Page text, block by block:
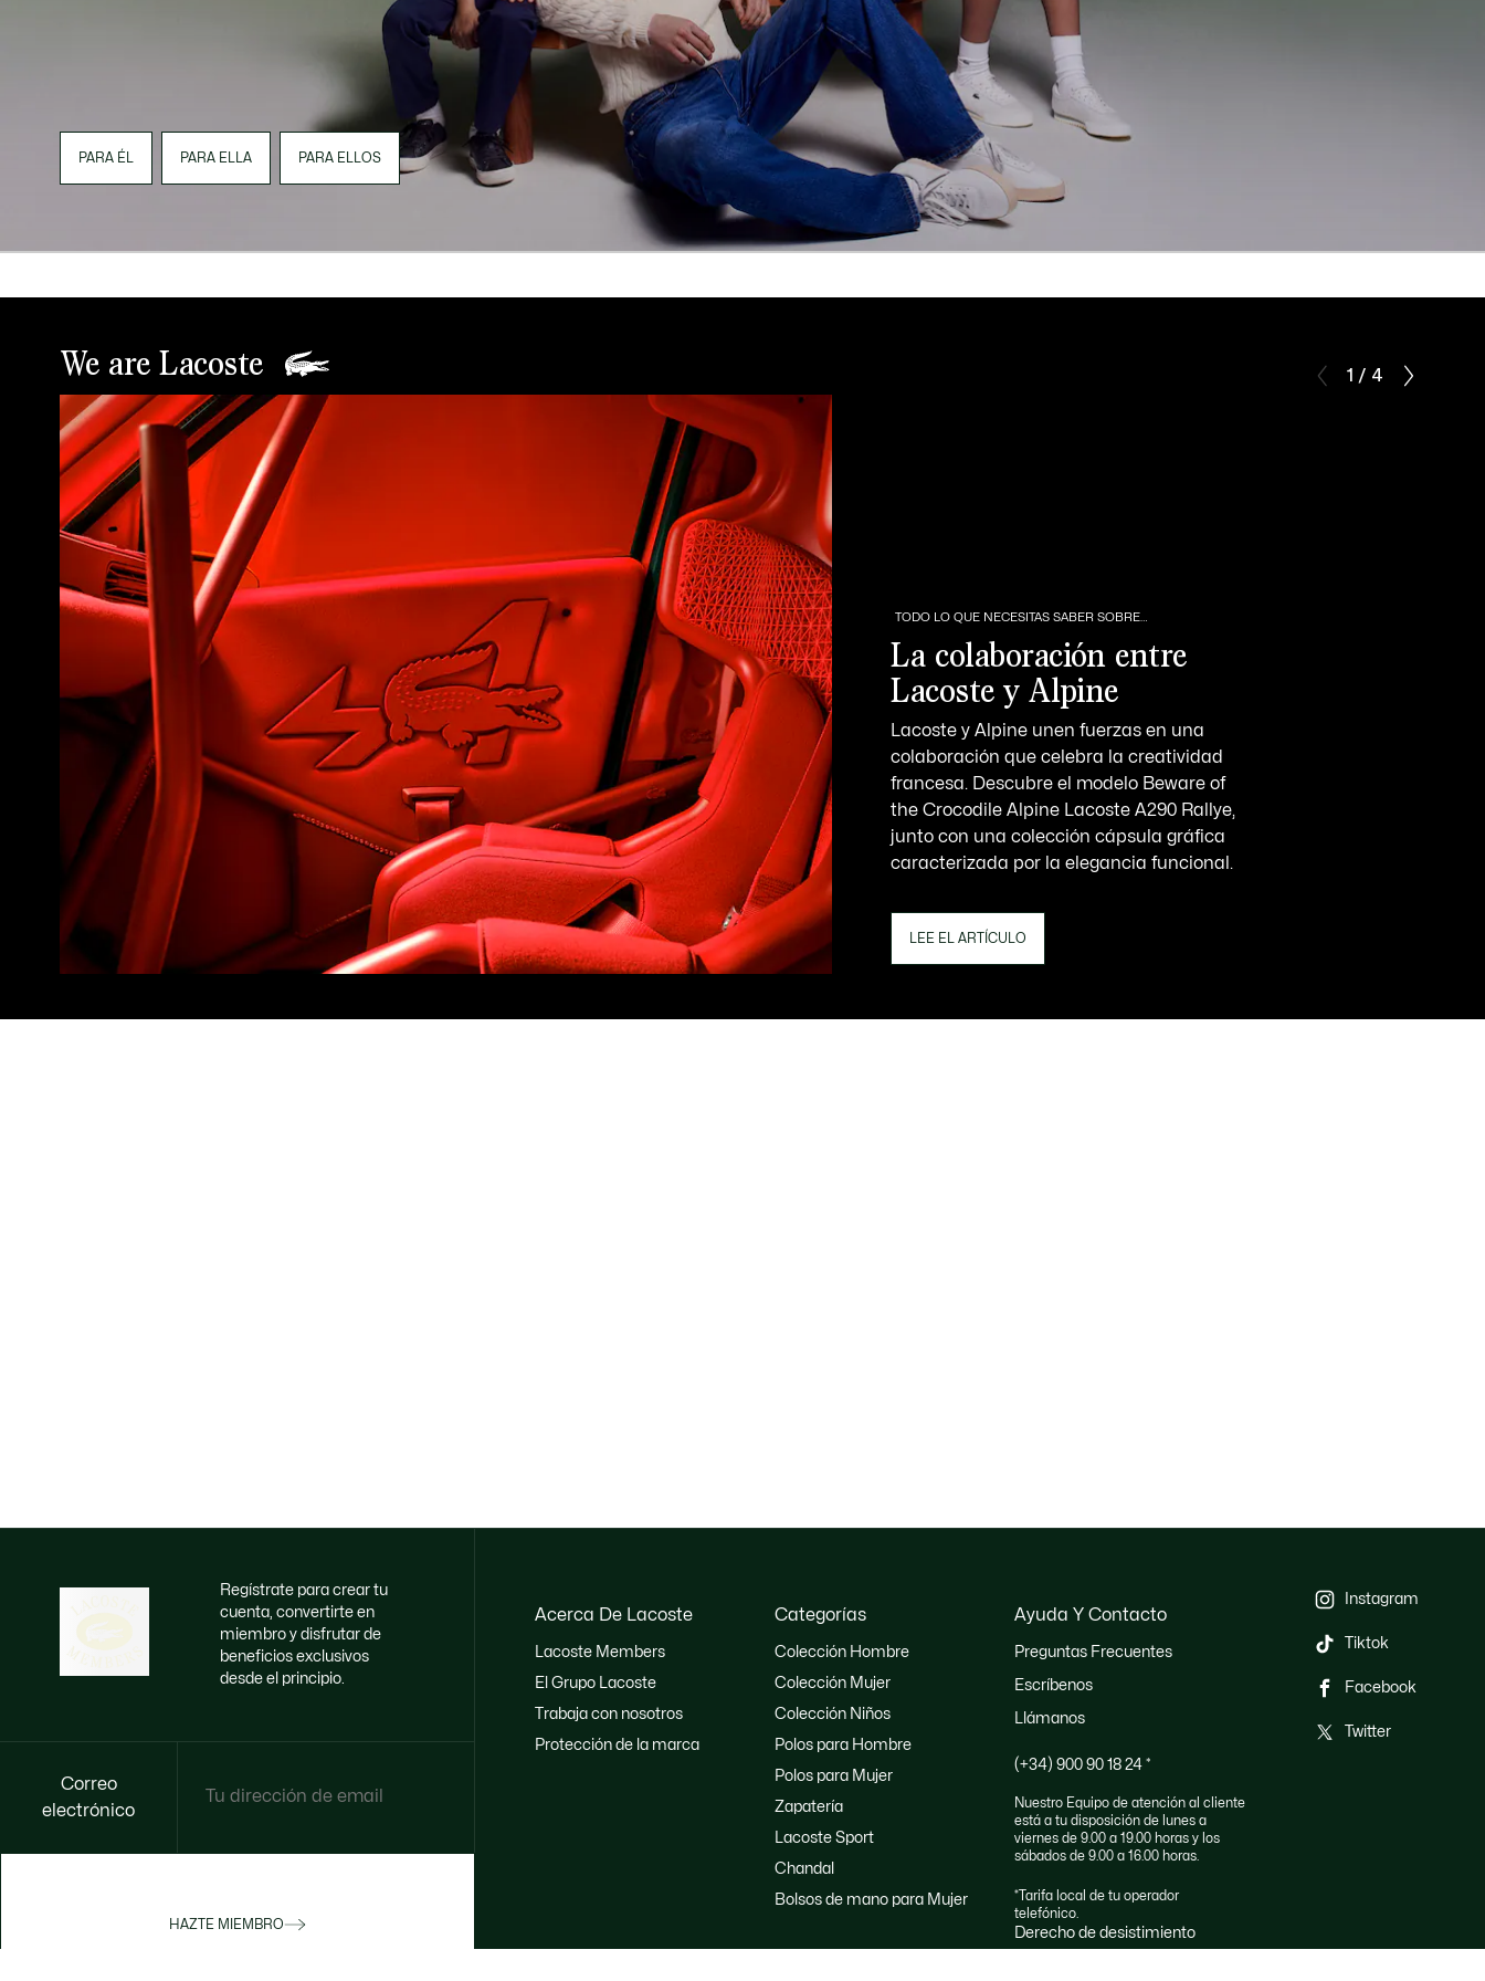
PARA ÉL PARA ELLA PARA ELLOS
1 / 4
We are Lacoste
TODO LO QUE NECESITAS SABER SOBRE…
La colaboración entre
Lacoste y Alpine
Lacoste y Alpine unen fuerzas en una
colaboración que celebra la creatividad
francesa. Descubre el modelo Beware of
the Crocodile Alpine Lacoste A290 Rallye,
junto con una colección cápsula gráfica
caracterizada por la elegancia funcional.
LEE EL ARTÍCULO
Regístrate para crear tu
cuenta, convertirte en
miembro y disfrutar de
beneficios exclusivos
desde el principio.
Correo
electrónico
HAZTE MIEMBRO
Acerca De Lacoste
Lacoste Members
El Grupo Lacoste
Trabaja con nosotros
Protección de la marca
Categorías
Colección Hombre
Colección Mujer
Colección Niños
Polos para Hombre
Polos para Mujer
Zapatería
Lacoste Sport
Chandal
Bolsos de mano para Mujer
Ayuda Y Contacto
Preguntas Frecuentes
Escríbenos
Llámanos
(+34) 900 90 18 24 *
Nuestro Equipo de atención al cliente
está a tu disposición de lunes a
viernes de 9.00 a 19.00 horas y los
sábados de 9.00 a 16.00 horas.
*Tarifa local de tu operador
telefónico.
Derecho de desistimiento
Instagram
Tiktok
Facebook
Twitter